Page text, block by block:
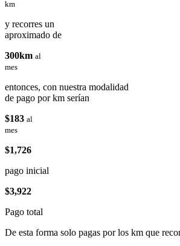
km
y recorres un
aproximado de
300km al
mes
entonces, con nuestra modalidad
de pago por km serían
$183 al
mes
$1,726
pago inicial
$3,922
Pago total
De esta forma solo pagas por los km que